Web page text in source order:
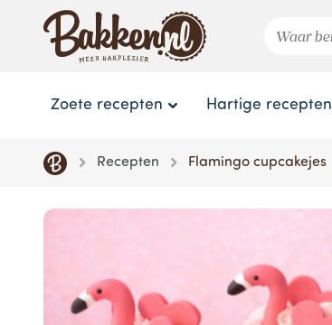
Zoete recepten Hartige recepten
Recepten Flamingo cupcakejes